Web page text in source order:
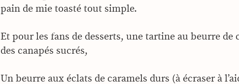
pain de mie toasté tout simple.
Et pour les fans de desserts, une tartine au beurre
des canapés sucrés,
Un beurre aux éclats de caramels durs (à écraser à